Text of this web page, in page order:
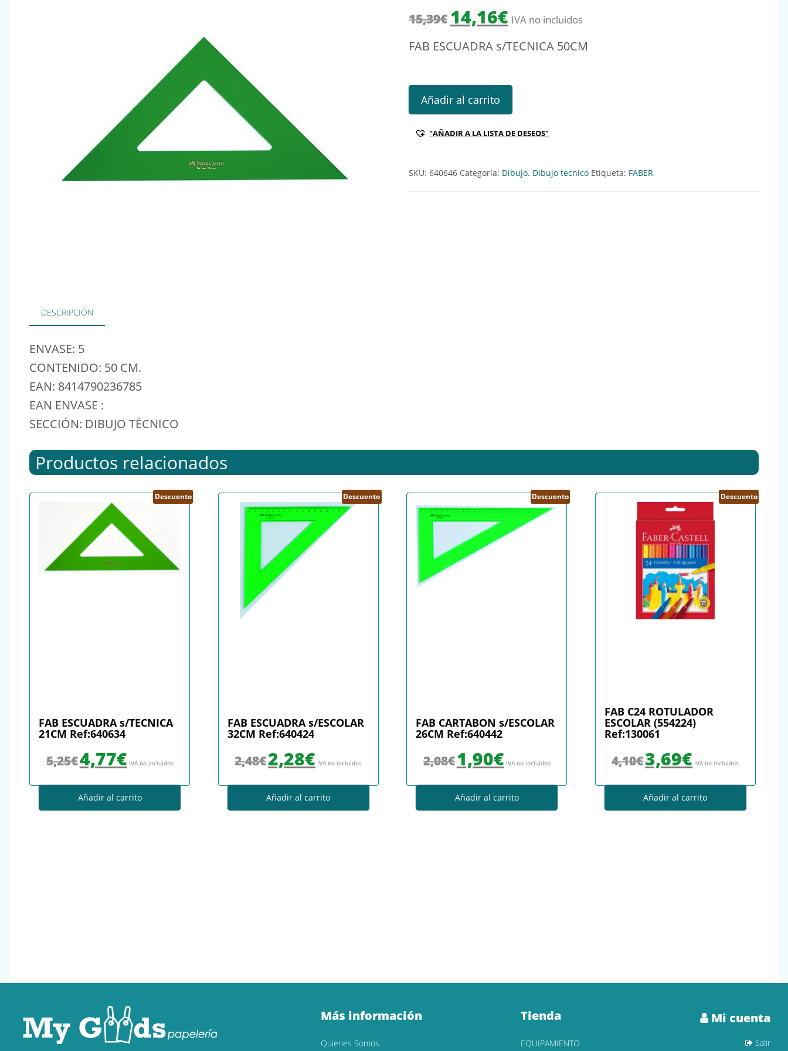
15,39€ El precio original era: 15,39€.
14,16€El precio actual es: 14,16€.
IVA no incluidos
FAB ESCUADRA s/TECNICA 50CM
FAB ESCUADRA s/TECNICA 50CM Ref:640646 cantidad
Añadir al carrito
"AÑADIR A LA LISTA DE DESEOS"
SKU: 640646 Categoría: Dibujo. Dibujo tecnico Etiqueta: FABER
DESCRIPCIÓN
ENVASE: 5
CONTENIDO: 50 CM.
EAN: 8414790236785
EAN ENVASE :
SECCIÓN: DIBUJO TÉCNICO
Productos relacionados
Descuento
FAB ESCUADRA s/TECNICA
21CM Ref:640634
5,25€4,77€ IVA no incluidos
Añadir al carrito
Descuento
FAB ESCUADRA s/ESCOLAR
32CM Ref:640424
2,48€2,28€ IVA no incluidos
Añadir al carrito
Descuento
FAB CARTABON s/ESCOLAR
26CM Ref:640442
2,08€1,90€ IVA no incluidos
Añadir al carrito
Descuento
FAB C24 ROTULADOR
ESCOLAR (554224)
Ref:130061
4,10€3,69€ IVA no incluidos
Añadir al carrito
Más información
Quienes Somos
Tienda
EQUIPAMIENTO
Mi cuenta
Salir